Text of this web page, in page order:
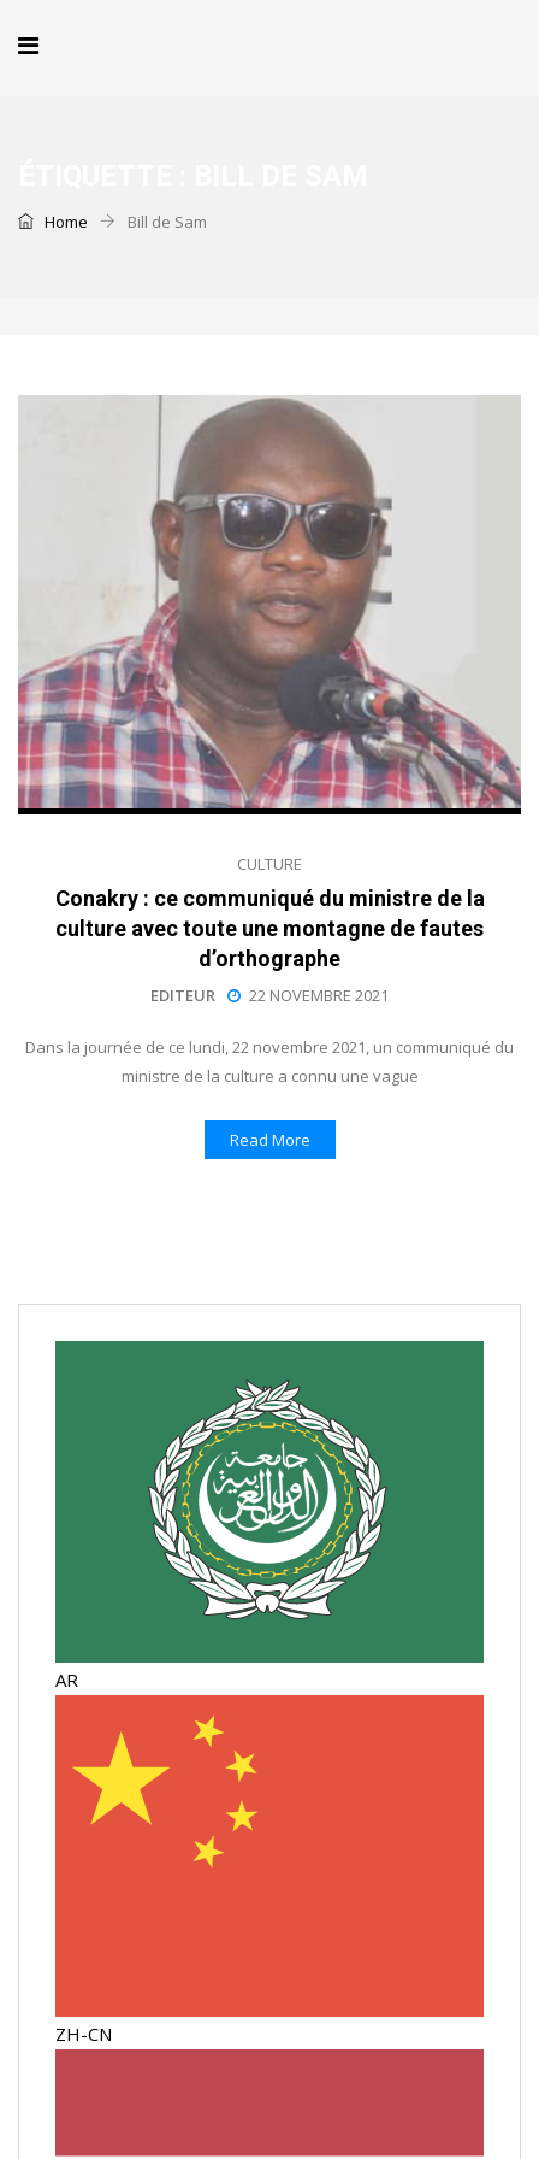
Home Bill de Sam
CULTURE
Conakry : ce communiqué du ministre de la
culture avec toute une montagne de fautes
d’orthographe
EDITEUR 22 NOVEMBRE 2021
Dans la journée de ce lundi, 22 novembre 2021, un communiqué du
ministre de la culture a connu une vague
Read More
AR
ZH-CN